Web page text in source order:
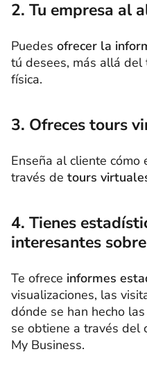
2. Tu empresa al
Puedes ofrecer la
tú desees, más allá del
física.
3. Ofreces tours
Enseña al cliente
través de tours
4. Tienes
interesantes
Te ofrece informes
visualizaciones, las
dónde se han hecho
se obtiene a través del
My Business.